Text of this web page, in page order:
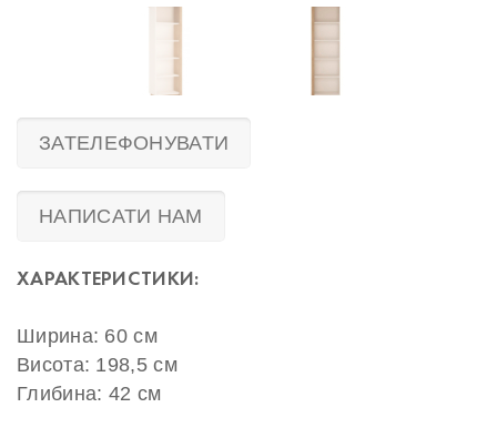
ЗАТЕЛЕФОНУВАТИ
НАПИСАТИ НАМ
ХАРАКТЕРИСТИКИ:
Ширина: 60 см
Висота: 198,5 см
Глибина: 42 см